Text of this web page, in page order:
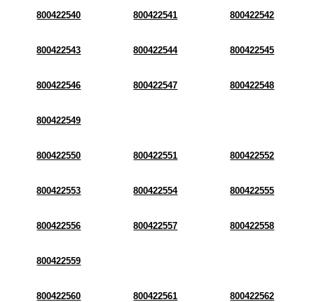
800422540 800422541 800422542
800422543 800422544 800422545
800422546 800422547 800422548
800422549
800422550 800422551 800422552
800422553 800422554 800422555
800422556 800422557 800422558
800422559
800422560 800422561 800422562